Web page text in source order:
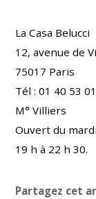
La Casa Belucci
12, avenue de
75017 Paris
Tél : 01 40 53
M° Villiers
Ouvert du
19 h à 22 h 30.
Partagez cet